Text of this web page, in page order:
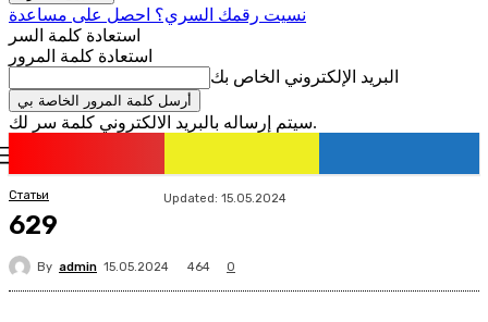
نسيت رقمك السري؟ احصل على مساعدة
استعادة كلمة السر
استعادة كلمة المرور
البريد الإلكتروني الخاص بك
سيتم إرساله بالبريد الالكتروني كلمة سر لك.
Статьи Updated: 15.05.2024
629
By admin 15.05.2024 464 0